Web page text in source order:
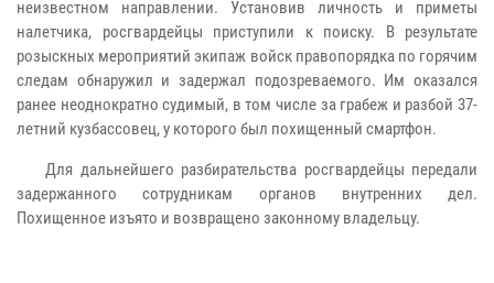
неизвестном направлении. Установив личность и приметы
налетчика, росгвардейцы приступили к поиску. В результате
розыскных мероприятий экипаж войск правопорядка по горячим
следам обнаружил и задержал подозреваемого. Им оказался
ранее неоднократно судимый, в том числе за грабеж и разбой 37-
летний кузбассовец, у которого был похищенный смартфон.
Для дальнейшего разбирательства росгвардейцы передали
задержанного сотрудникам органов внутренних дел.
Похищенное изъято и возвращено законному владельцу.